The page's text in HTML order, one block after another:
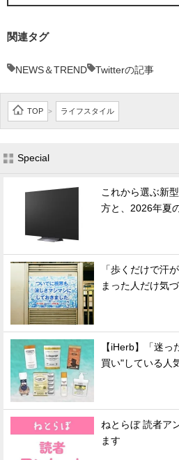
関連タグ
NEWS＆TREND Twitterの記事
TOP > ライフスタイル
Special
これから選ぶ新
方と、2026年夏
「歩くだけで汗
まった人だけ気
【iHerb】「迷
買い"している人
ねとらぼ 読者ア
ます